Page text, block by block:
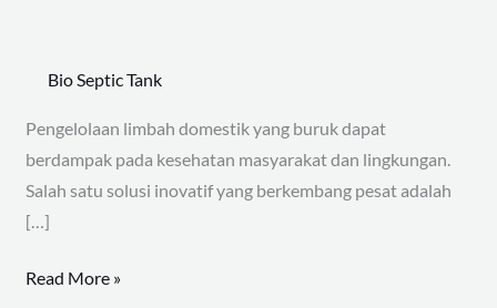
Bio Septic Tank
Pengelolaan limbah domestik yang buruk dapat
berdampak pada kesehatan masyarakat dan lingkungan.
Salah satu solusi inovatif yang berkembang pesat adalah
[…]
Lingkungan
Pengelolaan
Read More »